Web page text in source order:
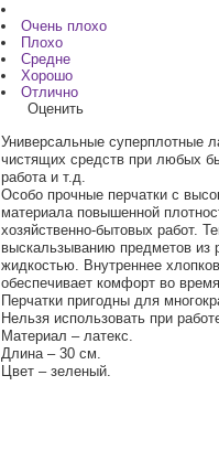
Очень плохо
Плохо
Средне
Хорошо
Отлично
Оценить
Универсальные суперплотные
чистящих средств при любых
работа и т.д.
Особо прочные перчатки с
материала повышенной
хозяйственно-бытовых работ.
выскальзыванию предметов из
жидкостью. Внутреннее
обеспечивает комфорт во
Перчатки пригодны для
Нельзя использовать при
Материал – латекс.
Длина – 30 см.
Цвет – зеленый.